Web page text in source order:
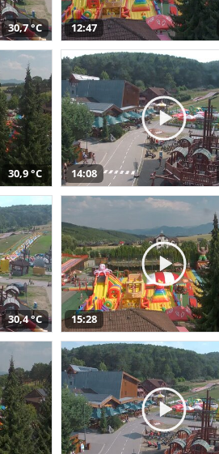
30,7 °C 12:47
30,9 °C 14:08
30,4 °C 15:28